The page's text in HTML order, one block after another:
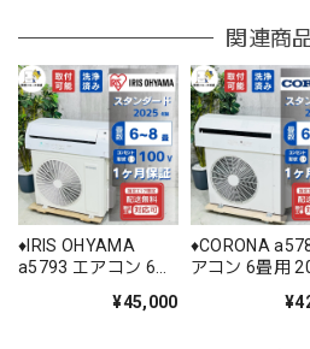
関連商
♦️IRIS OHYAMA
a5793 エアコン 6畳
¥45,000
♦️CORONA
アコン 6畳用